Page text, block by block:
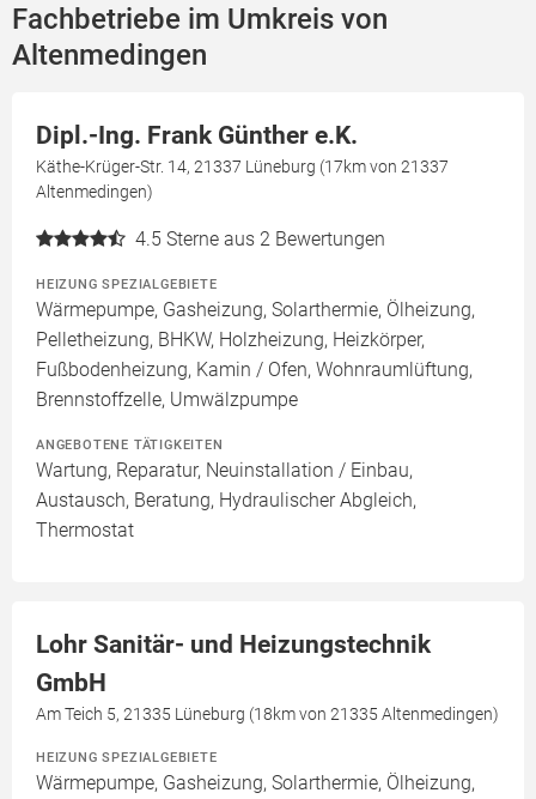
Fachbetriebe im Umkreis von
Altenmedingen
Dipl.-Ing. Frank Günther e.K.
Käthe-Krüger-Str. 14, 21337 Lüneburg (17km von 21337
Altenmedingen)
4.5 Sterne aus 2 Bewertungen
HEIZUNG SPEZIALGEBIETE
Wärmepumpe, Gasheizung, Solarthermie, Ölheizung,
Pelletheizung, BHKW, Holzheizung, Heizkörper,
Fußbodenheizung, Kamin / Ofen, Wohnraumlüftung,
Brennstoffzelle, Umwälzpumpe
ANGEBOTENE TÄTIGKEITEN
Wartung, Reparatur, Neuinstallation / Einbau,
Austausch, Beratung, Hydraulischer Abgleich,
Thermostat
Lohr Sanitär- und Heizungstechnik
GmbH
Am Teich 5, 21335 Lüneburg (18km von 21335 Altenmedingen)
HEIZUNG SPEZIALGEBIETE
Wärmepumpe, Gasheizung, Solarthermie, Ölheizung,